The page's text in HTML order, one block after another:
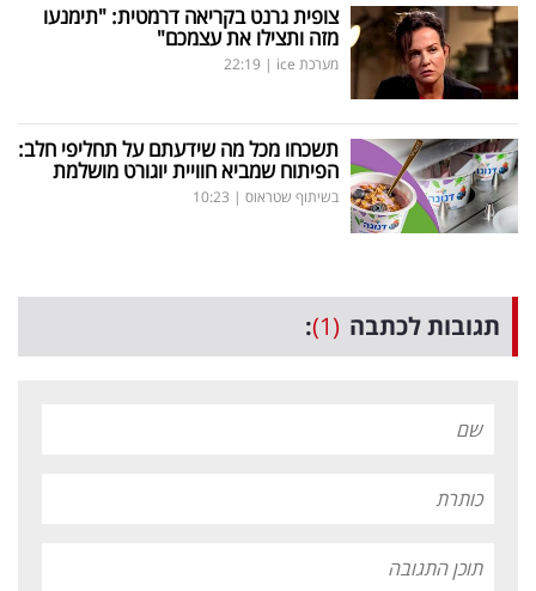
צופית גרנט בקריאה דרמטית: "תימנעו
מזה ותצילו את עצמכם"
מערכת ice |
22:19
תשכחו מכל מה שידעתם על תחליפי חלב:
הפיתוח שמביא חוויית יוגורט מושלמת
בשיתוף שטראוס |
10:23
תגובות לכתבה (1)
: